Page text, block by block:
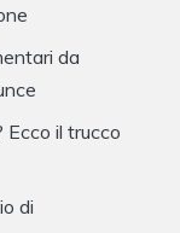
da
il trucco
di